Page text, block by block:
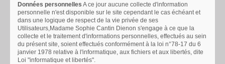
Données personnelles A ce jour aucune collecte d'information
personnelle n'est disponible sur le site cependant le cas échéant et
dans une logique de respect de la vie privée de ses
Utilisateurs,Madame Sophie Cantin Dienon s'engage à ce que la
collecte et le traitement d'informations personnelles, effectués au sein
du présent site, soient effectués conformément à la loi n°78-17 du 6
janvier 1978 relative à l'informatique, aux fichiers et aux libertés, dite
Loi "informatique et libertés".